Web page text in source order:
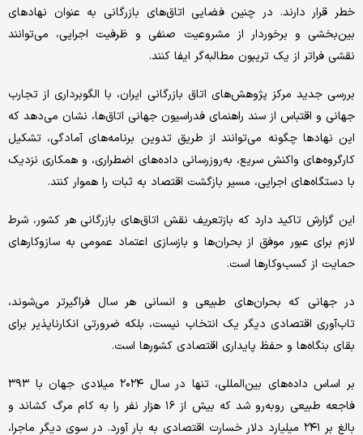
خطر قرار دارند. در چنین فضایی اتاق‌های بازرگانی به عنوان نهادهای
بین‌بخشی و برخوردار از مشروعیت صنفی و ظرفیت اجرایی، می‌توانند
نقشی فراتر از یک تریبون مطالبه‌گر ایفا کنند.
بررسی جدید مرکز پژوهش‌های اتاق بازرگانی ایران، با الگوبرداری از تجارب
جهانی و اقتباس از سند راهنمای فدراسیون جهانی اتاق‌ها، نشان می‌دهد که
این نهادها چگونه می‌توانند از طریق تدوین برنامه‌های آمادگی، تشکیل
کارگروه‌های واکنش سریع، به‌روزرسانی داده‌های اضطراری، و همکاری نزدیک
با دستگاه‌های اجرایی، مسیر بازگشت اقتصاد به ثبات را هموار کنند.
این گزارش تاکید دارد که بازتعریف نقش اتاق‌های بازرگانی هر کشور، شرط
لازم برای عبور موفق از بحران‌ها و بازسازی اعتماد عمومی به سازوکارهای
حمایت از کسب‌وکارها است.
در جهانی که بحران‌های طبیعی و انسانی هر سال فراگیرتر می‌شوند،
تاب‌آوری اقتصادی دیگر یک انتخاب نیست، بلکه ضرورتی انکارناپذیر برای
بقای بنگاه‌ها و حفظ پایداری اقتصادی کشورها است.
بر اساس داده‌های بین‌المللی، تنها در سال ۲۰۲۴ میلادی جهان با ۳۹۳
فاجعه طبیعی روبه‌رو شد که بیش از ۱۶ هزار نفر را به کام مرگ کشاند و
بالغ بر ۲۴۱ میلیارد دلار خسارت اقتصادی به‌ بار آورد. در سوی دیگر ماجرا،